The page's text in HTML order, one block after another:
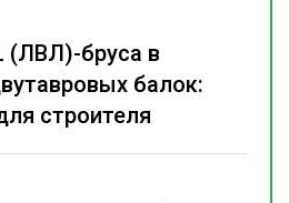
(ЛВЛ)-бруса в
балок:
строителя